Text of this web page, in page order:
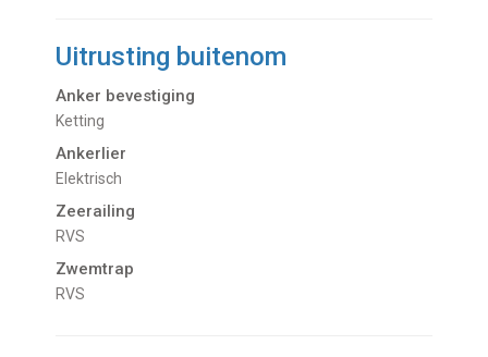
Uitrusting buitenom
Anker bevestiging
Ketting
Ankerlier
Elektrisch
Zeerailing
RVS
Zwemtrap
RVS